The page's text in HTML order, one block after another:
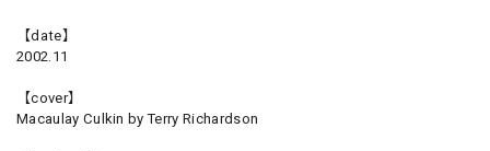
【date】
2002.11
【cover】
Macaulay Culkin by Terry Richardson